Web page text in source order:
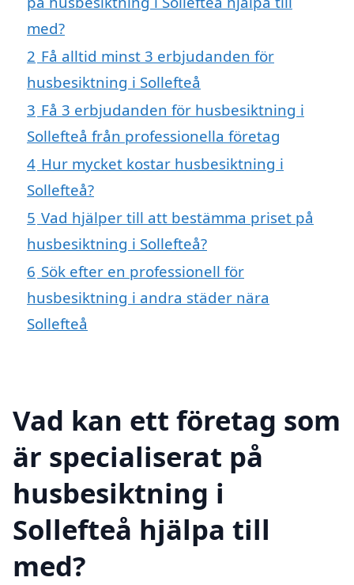
med?
2 Få alltid minst 3 erbjudanden för
husbesiktning i Sollefteå
3 Få 3 erbjudanden för husbesiktning i
Sollefteå från professionella företag
4 Hur mycket kostar husbesiktning i
Sollefteå?
5 Vad hjälper till att bestämma priset på
husbesiktning i Sollefteå?
6 Sök efter en professionell för
husbesiktning i andra städer nära
Sollefteå
Vad kan ett företag som
är specialiserat på
husbesiktning i
Sollefteå hjälpa till
med?